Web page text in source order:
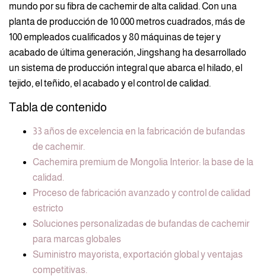
mundo por su fibra de cachemir de alta calidad. Con una
planta de producción de 10 000 metros cuadrados, más de
100 empleados cualificados y 80 máquinas de tejer y
acabado de última generación, Jingshang ha desarrollado
un sistema de producción integral que abarca el hilado, el
tejido, el teñido, el acabado y el control de calidad.
Tabla de contenido
33 años de excelencia en la fabricación de bufandas
de cachemir.
Cachemira premium de Mongolia Interior: la base de la
calidad.
Proceso de fabricación avanzado y control de calidad
estricto
Soluciones personalizadas de bufandas de cachemir
para marcas globales
Suministro mayorista, exportación global y ventajas
competitivas.